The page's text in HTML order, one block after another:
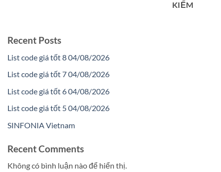
KIẾM
Recent Posts
List code giá tốt 8 04/08/2026
List code giá tốt 7 04/08/2026
List code giá tốt 6 04/08/2026
List code giá tốt 5 04/08/2026
SINFONIA Vietnam
Recent Comments
Không có bình luận nào để hiển thị.